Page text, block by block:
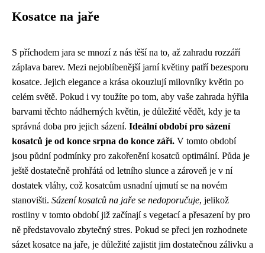
Kosatce na jaře
S příchodem jara se mnozí z nás těší na to, až zahradu rozzáří
záplava barev. Mezi nejoblíbenější jarní květiny patří bezesporu
kosatce. Jejich elegance a krása okouzlují milovníky květin po
celém světě. Pokud i vy toužíte po tom, aby vaše zahrada hýřila
barvami těchto nádherných květin, je důležité vědět, kdy je ta
správná doba pro jejich sázení. Ideální období pro sázení
kosatců je od konce srpna do konce září. V tomto období
jsou půdní podmínky pro zakořenění kosatců optimální. Půda je
ještě dostatečně prohřátá od letního slunce a zároveň je v ní
dostatek vláhy, což kosatcům usnadní ujmutí se na novém
stanovišti. Sázení kosatců na jaře se nedoporučuje, jelikož
rostliny v tomto období již začínají s vegetací a přesazení by pro
ně představovalo zbytečný stres. Pokud se přeci jen rozhodnete
sázet kosatce na jaře, je důležité zajistit jim dostatečnou zálivku a